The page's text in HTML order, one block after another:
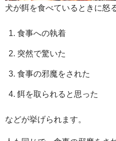
犬が餌を食べているときに怒
食事への執着
突然で驚いた
食事の邪魔をされた
餌を取られると思った
などが挙げられます。